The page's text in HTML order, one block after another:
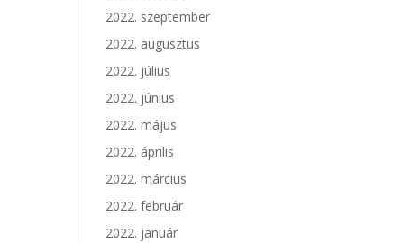
2022. szeptember
2022. augusztus
2022. július
2022. június
2022. május
2022. április
2022. március
2022. február
2022. január